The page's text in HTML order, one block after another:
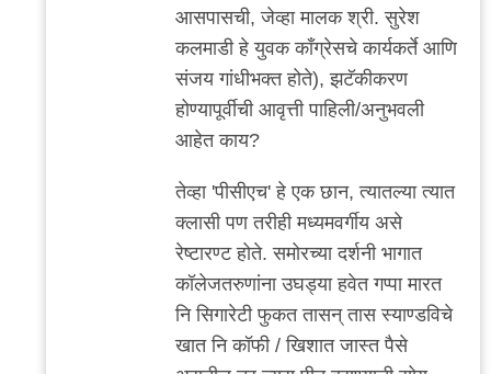
काही
वेळा.
पण
लहान
by
ढेरे
आसपासची, जेव्हा मालक श्री. सुरेश
कलमाडी हे युवक काँग्रेसचे कार्यकर्ते आणि
संजय गांधीभक्त होते), झटॅकीकरण
होण्यापूर्वीची आवृत्ती पाहिली/अनुभवली
आहेत काय?
तेव्हा 'पीसीएच' हे एक छान, त्यातल्या त्यात
क्लासी पण तरीही मध्यमवर्गीय असे
रेष्टारण्ट होते. समोरच्या दर्शनी भागात
कॉलेजतरुणांना उघड्या हवेत गप्पा मारत
नि सिगारेटी फुकत तासन् तास स्याण्डविचे
खात नि कॉफी / खिशात जास्त पैसे